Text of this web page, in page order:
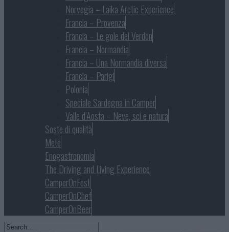
Norvegia – Laika Arctic Experience
Francia – Provenza
Francia – Le gole del Verdon
Francia – Normandia
Francia – Una Normandia diversa
Francia – Parigi
Polonia
Speciale Sardegna in Camper
Valle d’Aosta – Neve, sci e natura
Soste di qualità
Mete
Enogastronomia
The Driving and Living Experience
CamperOnFest
CamperOnChef
CamperOnBeer